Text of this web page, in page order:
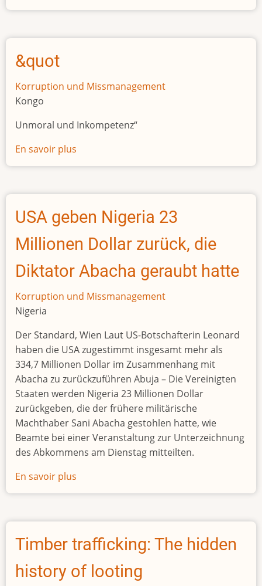
Oppositionspolitiker
Nzouba
Rückkehr
Kongo
Mio.
in
Geldkoffern
Auto
&quot
Korruption und Missmanagement
Kongo
Unmoral und Inkompetenz“
En savoir plus
&quot
USA geben Nigeria 23
Millionen Dollar zurück, die
Diktator Abacha geraubt hatte
Korruption und Missmanagement
Nigeria
Der Standard, Wien Laut US-Botschafterin Leonard
haben die USA zugestimmt insgesamt mehr als
334,7 Millionen Dollar im Zusammenhang mit
Abacha zu zurückzuführen Abuja – Die Vereinigten
Staaten werden Nigeria 23 Millionen Dollar
zurückgeben, die der frühere militärische
Machthaber Sani Abacha gestohlen hatte, wie
Beamte bei einer Veranstaltung zur Unterzeichnung
des Abkommens am Dienstag mitteilten.
En savoir plus
USA
Nigeria
Millionen
Dollar
zurück,
Timber trafficking: The hidden
history of looting